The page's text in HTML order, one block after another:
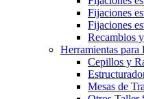
Fijaciones
Fijaciones
Recambios
Herramientas para
Cepillos y
Mesas de